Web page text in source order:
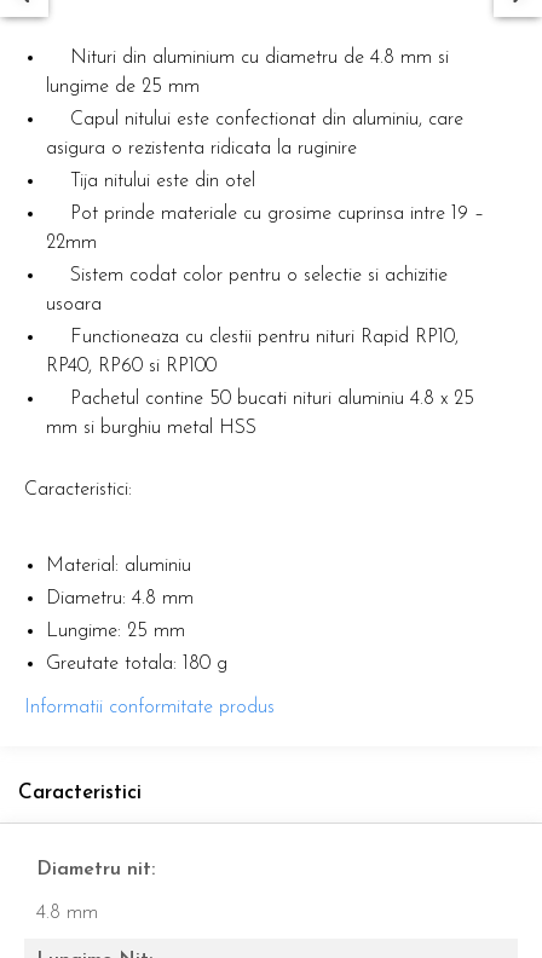
Nituri din aluminium cu diametru de 4.8 mm si
lungime de 25 mm
Capul nitului este confectionat din aluminiu, care
asigura o rezistenta ridicata la ruginire
Tija nitului este din otel
Pot prinde materiale cu grosime cuprinsa intre 19 –
22mm
Sistem codat color pentru o selectie si achizitie
usoara
Functioneaza cu clestii pentru nituri Rapid RP10,
RP40, RP60 si RP100
Pachetul contine 50 bucati nituri aluminiu 4.8 x 25
mm si burghiu metal HSS
Caracteristici:
Material: aluminiu
Diametru: 4.8 mm
Lungime: 25 mm
Greutate totala: 180 g
Informatii conformitate produs
Caracteristici
Diametru nit:
4.8 mm